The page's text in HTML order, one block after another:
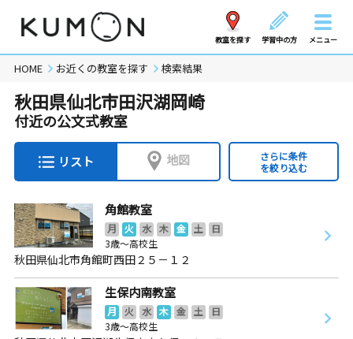
教室を探す 学習中の方 メニュー
HOME お近くの教室を探す 検索結果
秋田県仙北市田沢湖岡崎
付近の公文式教室
リスト 地図
さらに条件
を絞り込む
角館教室
月 火 水 木 金 土
日
3歳～高校生
秋田県仙北市角館町西田２５－１２
生保内南教室
月 火 水 木 金 土
日
3歳～高校生